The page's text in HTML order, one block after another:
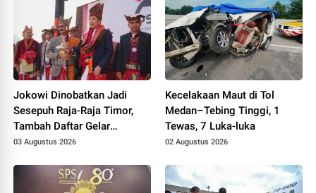
Jokowi Dinobatkan Jadi
Sesepuh Raja-Raja Timor,
Tambah Daftar Gelar
Kehormatan Pascajabatan
03 Augustus 2026
Kecelakaan Maut di Tol
Medan–Tebing Tinggi, 1
Tewas, 7 Luka-luka
02 Augustus 2026